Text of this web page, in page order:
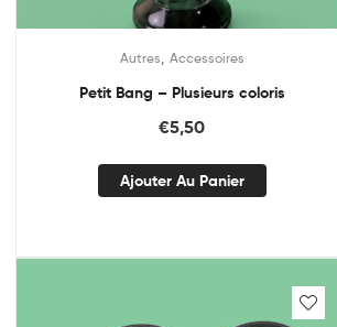
Autres Accessoires
Petit Bang – Plusieurs coloris
€5,50
Ajouter Au Panier